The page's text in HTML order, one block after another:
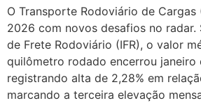
O Transporte Rodoviário de Cargas
2026 com novos desafios no radar.
de Frete Rodoviário (IFR), o valor
quilômetro rodado encerrou janeiro
registrando alta de 2,28% em
marcando a terceira elevação